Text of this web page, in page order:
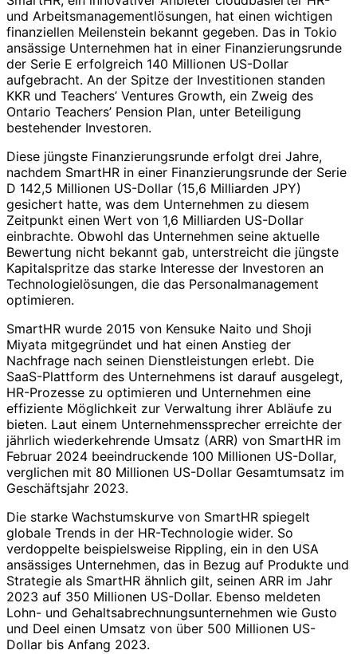
und Arbeitsmanagementlösungen, hat einen wichtigen
finanziellen Meilenstein bekannt gegeben. Das in Tokio
ansässige Unternehmen hat in einer Finanzierungsrunde
der Serie E erfolgreich 140 Millionen US-Dollar
aufgebracht. An der Spitze der Investitionen standen
KKR und Teachers’ Ventures Growth, ein Zweig des
Ontario Teachers’ Pension Plan, unter Beteiligung
bestehender Investoren.
Diese jüngste Finanzierungsrunde erfolgt drei Jahre,
nachdem SmartHR in einer Finanzierungsrunde der Serie
D 142,5 Millionen US-Dollar (15,6 Milliarden JPY)
gesichert hatte, was dem Unternehmen zu diesem
Zeitpunkt einen Wert von 1,6 Milliarden US-Dollar
einbrachte. Obwohl das Unternehmen seine aktuelle
Bewertung nicht bekannt gab, unterstreicht die jüngste
Kapitalspritze das starke Interesse der Investoren an
Technologielösungen, die das Personalmanagement
optimieren.
SmartHR wurde 2015 von Kensuke Naito und Shoji
Miyata mitgegründet und hat einen Anstieg der
Nachfrage nach seinen Dienstleistungen erlebt. Die
SaaS-Plattform des Unternehmens ist darauf ausgelegt,
HR-Prozesse zu optimieren und Unternehmen eine
effiziente Möglichkeit zur Verwaltung ihrer Abläufe zu
bieten. Laut einem Unternehmenssprecher erreichte der
jährlich wiederkehrende Umsatz (ARR) von SmartHR im
Februar 2024 beeindruckende 100 Millionen US-Dollar,
verglichen mit 80 Millionen US-Dollar Gesamtumsatz im
Geschäftsjahr 2023.
Die starke Wachstumskurve von SmartHR spiegelt
globale Trends in der HR-Technologie wider. So
verdoppelte beispielsweise Rippling, ein in den USA
ansässiges Unternehmen, das in Bezug auf Produkte und
Strategie als SmartHR ähnlich gilt, seinen ARR im Jahr
2023 auf 350 Millionen US-Dollar. Ebenso meldeten
Lohn- und Gehaltsabrechnungsunternehmen wie Gusto
und Deel einen Umsatz von über 500 Millionen US-
Dollar bis Anfang 2023.